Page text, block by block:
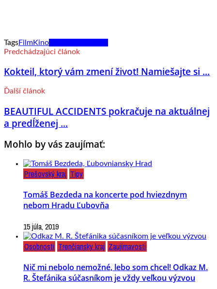
TagsFilmKino
Predchádzajúci článok
Kokteil, ktorý vám zmení život! Namiešajte si ...
Ďalší článok
BEAUTIFUL ACCIDENTS pokračuje na aktuálnej
a predĺženej ...
Mohlo by vás zaujímať:
Prešovský kraj Tipy
Tomáš Bezdeda na koncerte pod hviezdnym
nebom Hradu Ľubovňa
15 júla, 2019
Osobnosti Trenčiansky kraj Zaujímavosti
Nič mi nebolo nemožné, lebo som chcel! Odkaz M.
R. Štefánika súčasníkom je vždy veľkou výzvou